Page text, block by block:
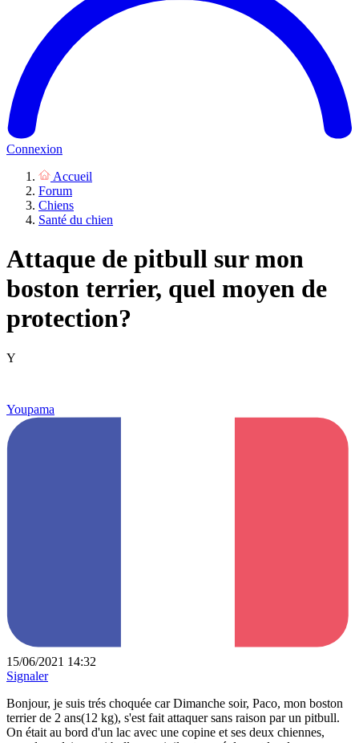
Connexion
Accueil
Forum
Chiens
Santé du chien
Attaque de pitbull sur mon
boston terrier, quel moyen de
protection?
Y
Youpama
15/06/2021 14:32
Signaler
Bonjour, je suis trés choquée car Dimanche soir, Paco, mon boston
terrier de 2 ans(12 kg), s'est fait attaquer sans raison par un pitbull.
On était au bord d'un lac avec une copine et ses deux chiennes,